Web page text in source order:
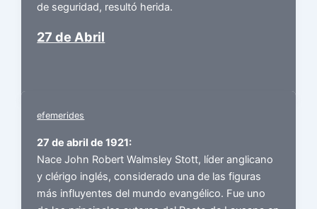
de seguridad, resultó herida.
27 de Abril
efemerides
27 de abril de 1921:
Nace John Robert Walmsley Stott, líder anglicano
y clérigo inglés, considerado una de las figuras
más influyentes del mundo evangélico. Fue uno